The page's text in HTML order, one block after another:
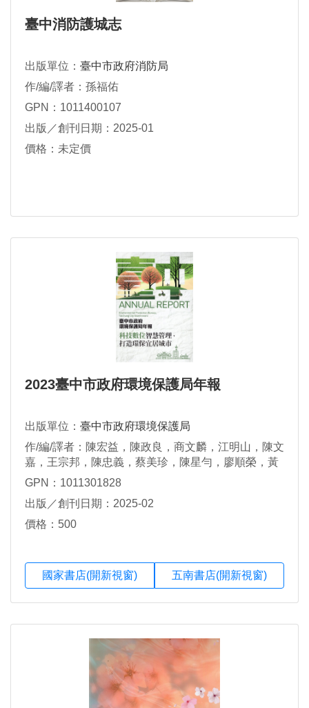
臺中消防護城志
出版單位： 臺中市政府消防局
作/編/譯者：孫福佑
GPN：1011400107
出版／創刊日期：2025-01
價格：未定價
2023臺中市政府環境保護局年報
出版單位： 臺中市政府環境保護局
作/編/譯者：陳宏益，陳政良，商文麟，江明山，陳文
嘉，王宗邦，陳忠義，蔡美珍，陳星勻，廖順榮，黃
士峰，萬滋澤，陳泓璋，蔡明昌，洪妙芬，莊韻蓉，
GPN：1011301828
出版／創刊日期：2025-02
價格：500
國家書店(開新視窗) 五南書店(開新視窗)